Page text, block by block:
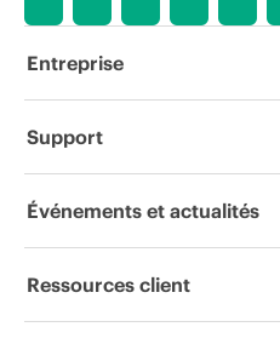
l’arrêt d’un
période de
dans les publicités.
Entreprise
À propos de HPE
Responsabilité d’entreprise
Support
Services d’assistance
Événements et actualités
Événements
Ressources client